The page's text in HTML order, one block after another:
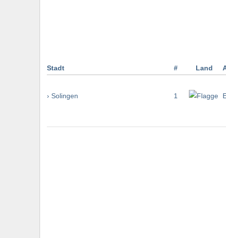
Stadt # Land
› Solingen 1